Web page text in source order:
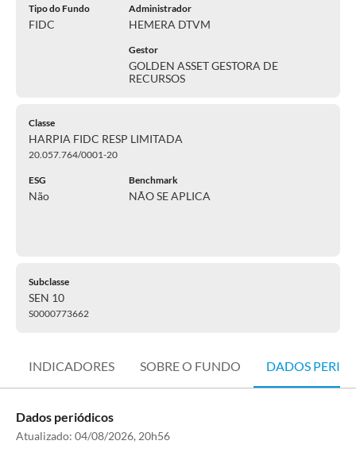
Tipo do Fundo
FIDC
Administrador
HEMERA DTVM
Gestor
GOLDEN ASSET GESTORA DE
RECURSOS
Classe
HARPIA FIDC RESP LIMITADA
20.057.764/0001-20
ESG
Não
Benchmark
NÃO SE APLICA
Subclasse
SEN 10
S0000773662
INDICADORES SOBRE O FUNDO DADOS
Dados periódicos
Atualizado: 04/08/2026, 20h56